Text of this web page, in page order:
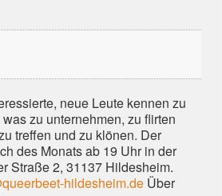
neue Leute kennen zu
zu unternehmen, zu flirten
treffen und zu klönen. Der
des Monats ab 19 Uhr in der
Straße 2, 31137 Hildesheim.
hildesheim.de Über